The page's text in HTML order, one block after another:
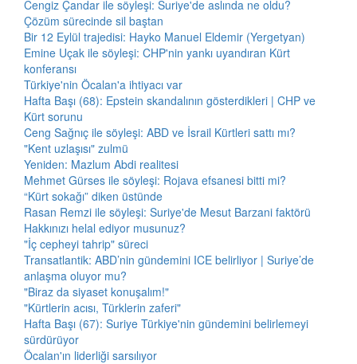
Cengiz Çandar ile söyleşi: Suriye'de aslında ne oldu?
Çözüm sürecinde sil baştan
Bir 12 Eylül trajedisi: Hayko Manuel Eldemir (Yergetyan)
Emine Uçak ile söyleşi: CHP'nin yankı uyandıran Kürt
konferansı
Türkiye'nin Öcalan'a ihtiyacı var
Hafta Başı (68): Epstein skandalının gösterdikleri | CHP ve
Kürt sorunu
Ceng Sağnıç ile söyleşi: ABD ve İsrail Kürtleri sattı mı?
"Kent uzlaşısı" zulmü
Yeniden: Mazlum Abdi realitesi
Mehmet Gürses ile söyleşi: Rojava efsanesi bitti mi?
“Kürt sokağı” diken üstünde
Rasan Remzi ile söyleşi: Suriye'de Mesut Barzani faktörü
Hakkınızı helal ediyor musunuz?
"İç cepheyi tahrip" süreci
Transatlantik: ABD’nin gündemini ICE belirliyor | Suriye’de
anlaşma oluyor mu?
"Biraz da siyaset konuşalım!"
"Kürtlerin acısı, Türklerin zaferi"
Hafta Başı (67): Suriye Türkiye'nin gündemini belirlemeyi
sürdürüyor
Öcalan'ın liderliği sarsılıyor